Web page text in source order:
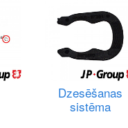
Dzesēšanas
sistēma